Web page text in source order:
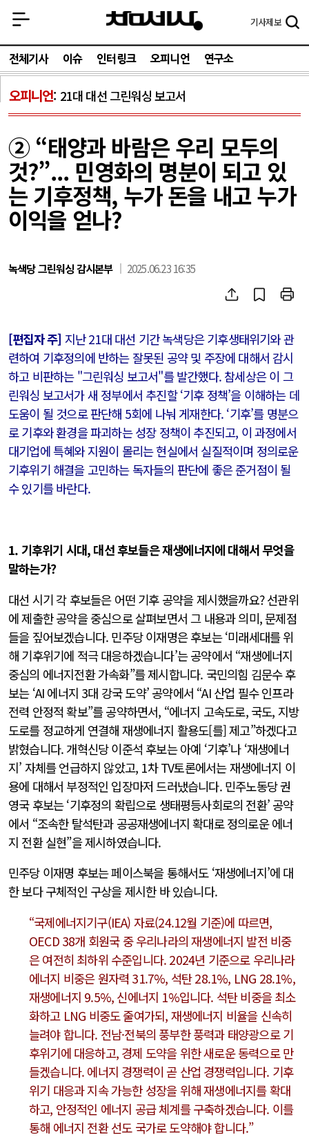
기사제보
전체기사 이슈 인터링크 오피니언 연구소
오피니언 21대 대선 그린워싱 보고서
② “태양과 바람은 우리 모두의
것?”... 민영화의 명분이 되고 있
는 기후정책, 누가 돈을 내고 누가
이익을 얻나?
녹색당 그린워싱 감시본부 2025.06.23 16:35
[편집자 주] 지난 21대 대선 기간 녹색당은 기후생태위기와 관
련하여 기후정의에 반하는 잘못된 공약 및 주장에 대해서 감시
하고 비판하는 "그린워싱 보고서"를 발간했다. 참세상은 이 그
린워싱 보고서가 새 정부에서 추진할 ‘기후 정책’을 이해하는 데
도움이 될 것으로 판단해 5회에 나눠 게재한다. ‘기후’를 명분으
로 기후와 환경을 파괴하는 성장 정책이 추진되고, 이 과정에서
대기업에 특혜와 지원이 몰리는 현실에서 실질적이며 정의로운
기후위기 해결을 고민하는 독자들의 판단에 좋은 준거점이 될
수 있기를 바란다.
1. 기후위기 시대, 대선 후보들은 재생에너지에 대해서 무엇을
말하는가?
대선 시기 각 후보들은 어떤 기후 공약을 제시했을까요? 선관위
에 제출한 공약을 중심으로 살펴보면서 그 내용과 의미, 문제점
들을 짚어보겠습니다. 민주당 이재명은 후보는 ‘미래세대를 위
해 기후위기에 적극 대응하겠습니다’는 공약에서 “재생에너지
중심의 에너지전환 가속화”를 제시합니다. 국민의힘 김문수 후
보는 ‘AI 에너지 3대 강국 도약’ 공약에서 “AI 산업 필수 인프라
전력 안정적 확보”를 공약하면서, “에너지 고속도로, 국도, 지방
도로를 정교하게 연결해 재생에너지 활용도[를] 제고”하겠다고
밝혔습니다. 개혁신당 이준석 후보는 아예 ‘기후’나 ‘재생에너
지’ 자체를 언급하지 않았고, 1차 TV토론에서는 재생에너지 이
용에 대해서 부정적인 입장마저 드러냈습니다. 민주노동당 권
영국 후보는 ‘기후정의 확립으로 생태평등사회로의 전환’ 공약
에서 “조속한 탈석탄과 공공재생에너지 확대로 정의로운 에너
지 전환 실현”을 제시하였습니다.
민주당 이재명 후보는 페이스북을 통해서도 ‘재생에너지’에 대
한 보다 구체적인 구상을 제시한 바 있습니다.
“국제에너지기구(IEA) 자료(24.12월 기준)에 따르면,
OECD 38개 회원국 중 우리나라의 재생에너지 발전 비중
은 여전히 최하위 수준입니다. 2024년 기준으로 우리나라
에너지 비중은 원자력 31.7%, 석탄 28.1%, LNG 28.1%,
재생에너지 9.5%, 신에너지 1%입니다. 석탄 비중을 최소
화하고 LNG 비중도 줄여가되, 재생에너지 비율을 신속히
늘려야 합니다. 전남·전북의 풍부한 풍력과 태양광으로 기
후위기에 대응하고, 경제 도약을 위한 새로운 동력으로 만
들겠습니다. 에너지 경쟁력이 곧 산업 경쟁력입니다. 기후
위기 대응과 지속 가능한 성장을 위해 재생에너지를 확대
하고, 안정적인 에너지 공급 체계를 구축하겠습니다. 이를
통해 에너지 전환 선도 국가로 도약해야 합니다.”